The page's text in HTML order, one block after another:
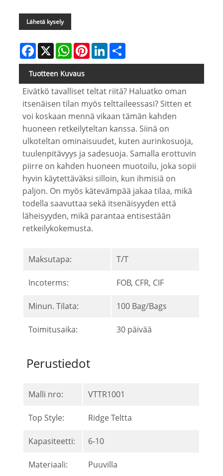
Lähetä kysely
Facebook
X WhatsAppPinterestLinkedInShare
Tuotteen Kuvaus
Eivätkö tavalliset teltat riitä? Haluatko oman
itsenäisen tilan myös telttaileessasi? Sitten et
voi koskaan mennä vikaan tämän kahden
huoneen retkeilyteltan kanssa. Siinä on
ulkoteltan ominaisuudet, kuten aurinkosuoja,
tuulenpitävyys ja sadesuoja. Samalla erottuvin
piirre on kahden huoneen muotoilu, joka sopii
hyvin käytettäväksi silloin, kun ihmisiä on
paljon. On myös kätevämpää jakaa tilaa, mikä
todella saavuttaa sekä itsenäisyyden että
läheisyyden, mikä parantaa entisestään
retkeilykokemusta.
Maksutapa: T/T
Incoterms: FOB, CFR, CIF
Minun. Tilata: 100 Bag/Bags
Toimitusaika: 30 päivää
Perustiedot
Malli nro: VTTR1001
Top Style: Ridge Teltta
Kapasiteetti: 6-10
Materiaali: Puuvilla